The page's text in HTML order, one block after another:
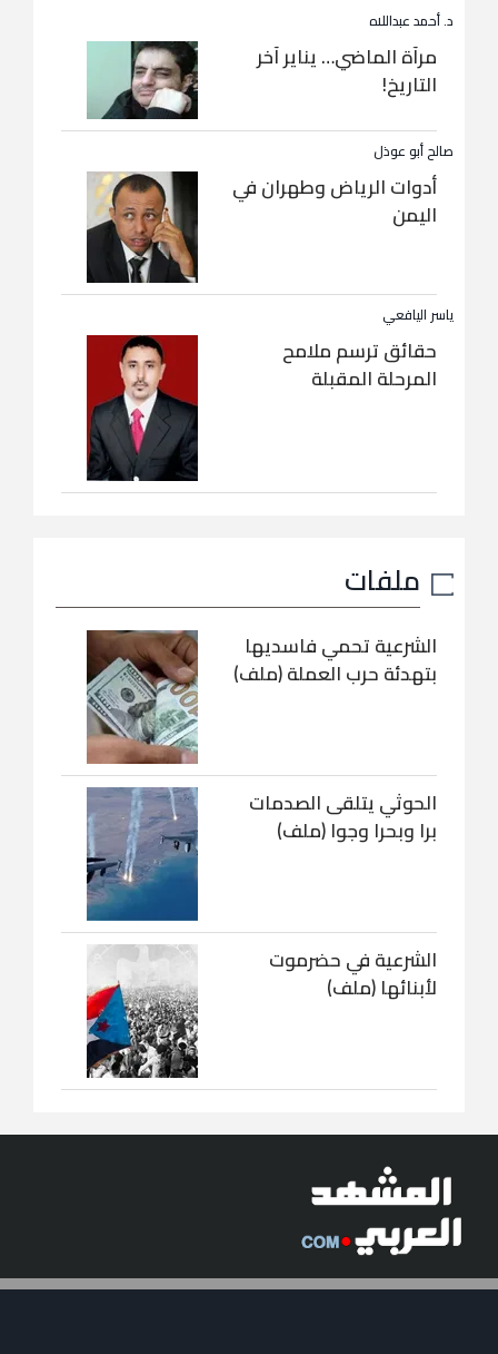
د. أحمد عبداللاه
مرآة الماضي… يناير آخر
التاريخ!
صالح أبو عوذل
أدوات الرياض وطهران في
اليمن
ياسر اليافعي
حقائق ترسم ملامح
المرحلة المقبلة
ملفات
الشرعية تحمي فاسديها
بتهدئة حرب العملة (ملف)
الحوثي يتلقى الصدمات
برا وبحرا وجوا (ملف)
الشرعية في حضرموت
لأبنائها (ملف)